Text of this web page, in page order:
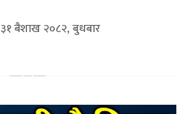
३१ बैशाख २०८२, बुधबार